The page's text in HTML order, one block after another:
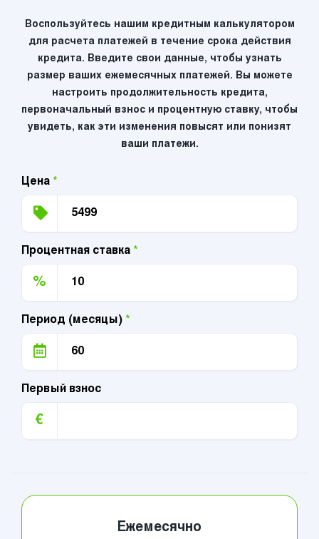
Воспользуйтесь нашим кредитным калькулятором
для расчета платежей в течение срока действия
кредита. Введите свои данные, чтобы узнать
размер ваших ежемесячных платежей. Вы можете
настроить продолжительность кредита,
первоначальный взнос и процентную ставку, чтобы
увидеть, как эти изменения повысят или понизят
ваши платежи.
Цена *
Процентная ставка *
%
Период (месяцы) *
Первый взнос
€
Ежемесячно